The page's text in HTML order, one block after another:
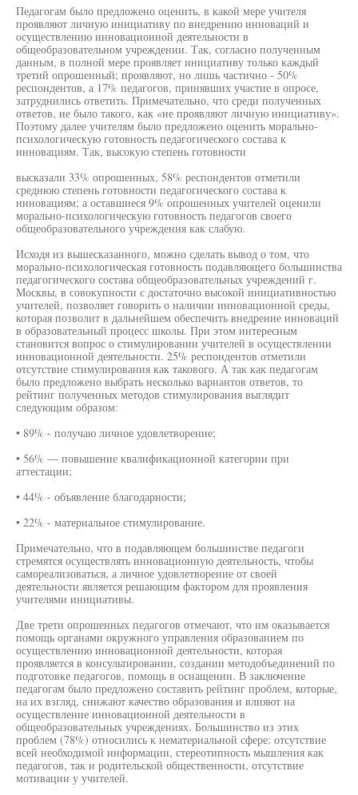
Педагогам было предложено оценить, в какой мере учителя
проявляют личную инициативу по внедрению инноваций и
осуществлению инновационной деятельности в
общеобразовательном учреждении. Так, согласно полученным
данным, в полной мере проявляет инициативу только каждый
третий опрошенный; проявляют, но лишь частично - 50%
респондентов, а 17% педагогов, принявших участие в опросе,
затруднились ответить. Примечательно, что среди полученных
ответов, не было такого, как «не проявляют личную инициативу».
Поэтому далее учителям было предложено оценить морально-
психологическую готовность педагогического состава к
инновациям. Так, высокую степень готовности
высказали 33% опрошенных, 58% респондентов отметили
среднюю степень готовности педагогического состава к
инновациям; а оставшиеся 9% опрошенных учителей оценили
морально-психологическую готовность педагогов своего
общеобразовательного учреждения как слабую.
Исходя из вышесказанного, можно сделать вывод о том, что
морально-психологическая готовность подавляющего большинства
педагогического состава общеобразовательных учреждений г.
Москвы, в совокупности с достаточно высокой инициативностью
учителей, позволяет говорить о наличии инновационной среды,
которая позволит в дальнейшем обеспечить внедрение инноваций
в образовательный процесс школы. При этом интересным
становится вопрос о стимулировании учителей в осуществлении
инновационной деятельности. 25% респондентов отметили
отсутствие стимулирования как такового. А так как педагогам
было предложено выбрать несколько вариантов ответов, то
рейтинг полученных методов стимулирования выглядит
следующим образом:
• 89% - получаю личное удовлетворение;
• 56% — повышение квалификационной категории при
аттестации;
• 44% - объявление благодарности;
• 22% - материальное стимулирование.
Примечательно, что в подавляющем большинстве педагоги
стремятся осуществлять инновационную деятельность, чтобы
самореализоваться, а личное удовлетворение от своей
деятельности является решающим фактором для проявления
учителями инициативы.
Две трети опрошенных педагогов отмечают, что им оказывается
помощь органами окружного управления образованием по
осуществлению инновационной деятельности, которая
проявляется в консультировании, создании методобъединений по
подготовке педагогов, помощь в оснащении. В заключение
педагогам было предложено составить рейтинг проблем, которые,
на их взгляд, снижают качество образования и влияют на
осуществление инновационной деятельности в
общеобразовательных учреждениях. Большинство из этих
проблем (78%) относились к нематериальной сфере: отсутствие
всей необходимой информации, стереотипность мышления как
педагогов, так и родительской общественности, отсутствие
мотивации у учителей.